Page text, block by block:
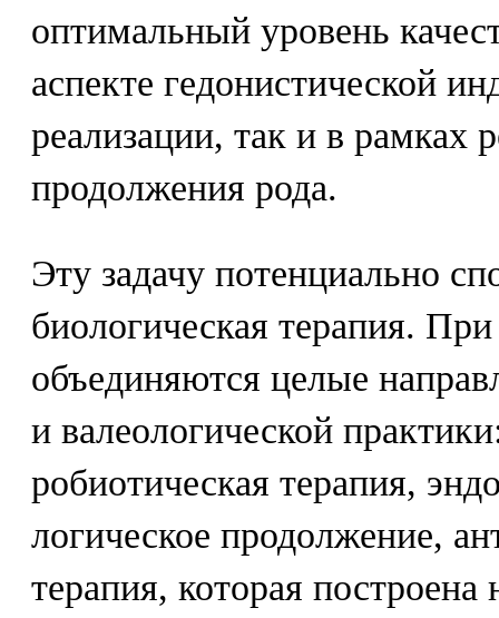
оптимальный уровень
аспекте гедонистической
реализации, так и в рамках
продолжения рода.
Эту задачу потенциально
биологическая терапия.
объединяются целые
и валеологической
робиотическая терапия,
логическое продолжение,
терапия, которая